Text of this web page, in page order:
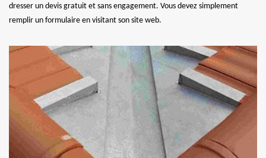
dresser un devis gratuit et sans engagement. Vous devez simplement
remplir un formulaire en visitant son site web.